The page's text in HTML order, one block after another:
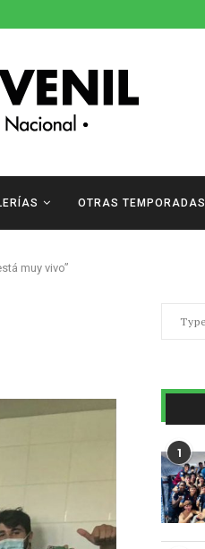
OTRAS TEMPORADAS
muy vivo”
1